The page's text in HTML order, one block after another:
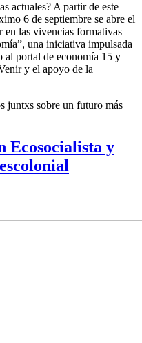
actuales? A partir de este
6 de septiembre se abre el
en las vivencias formativas
una iniciativa impulsada
portal de economía 15 y
y el apoyo de la
juntxs sobre un futuro más
Ecosocialista y